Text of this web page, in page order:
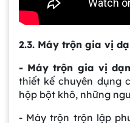
2.3. Máy trộn gia vị
- Máy trộn gia vị
thiết kế chuyên dụng
hộp bột khô, những
- Máy trộn trộn lập